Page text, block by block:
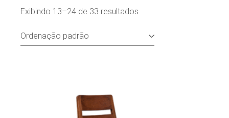
Exibindo 13–24 de 33 resultados